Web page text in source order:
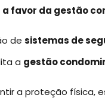
favor da gestão
de sistemas de
a gestão
a proteção física,